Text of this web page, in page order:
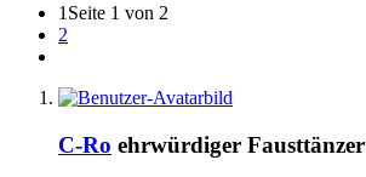
1 Seite 1 von 2
2
C-Ro ehrwürdiger Fausttänzer